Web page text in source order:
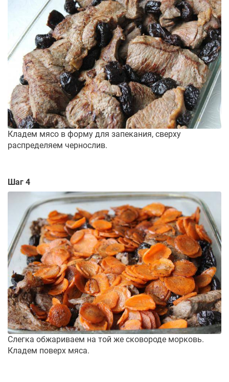
Кладем мясо в форму для запекания, сверху
распределяем чернослив.
Шаг 4
Слегка обжариваем на той же сковороде морковь.
Кладем поверх мяса.